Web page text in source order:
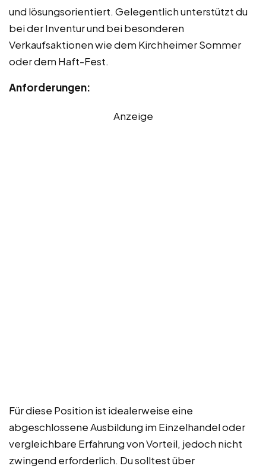
und lösungsorientiert. Gelegentlich unterstützt du
bei der Inventur und bei besonderen
Verkaufsaktionen wie dem Kirchheimer Sommer
oder dem Haft-Fest.
Anforderungen:
Anzeige
Für diese Position ist idealerweise eine
abgeschlossene Ausbildung im Einzelhandel oder
vergleichbare Erfahrung von Vorteil, jedoch nicht
zwingend erforderlich. Du solltest über